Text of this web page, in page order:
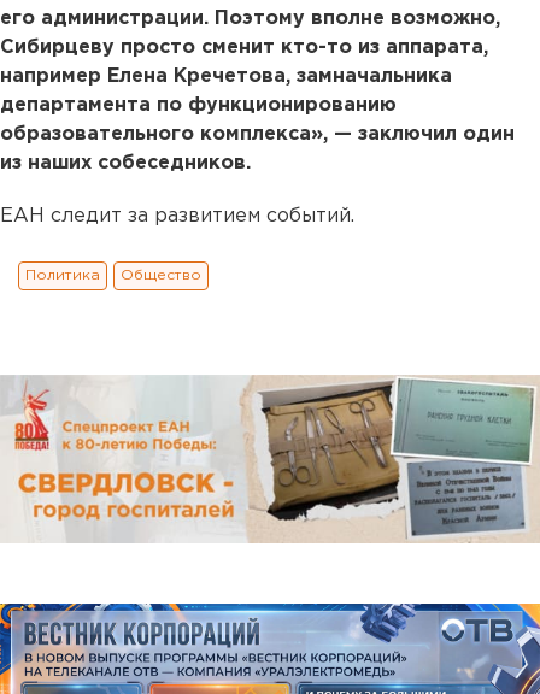
его администрации. Поэтому вполне возможно,
Сибирцеву просто сменит кто-то из аппарата,
например Елена Кречетова, замначальника
департамента по функционированию
образовательного комплекса», — заключил один
из наших собеседников.
ЕАН следит за развитием событий.
Политика Общество